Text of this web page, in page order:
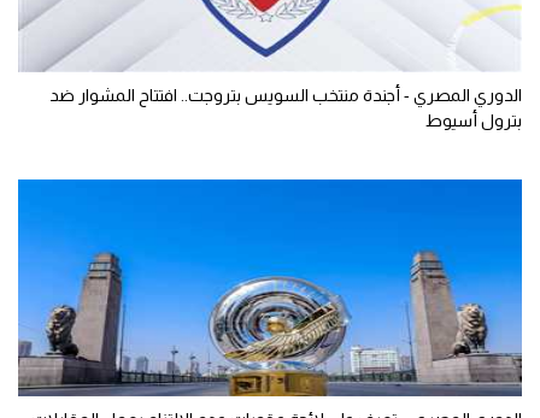
الدوري المصري - أجندة منتخب السويس بتروجت.. افتتاح المشوار ضد
بترول أسيوط